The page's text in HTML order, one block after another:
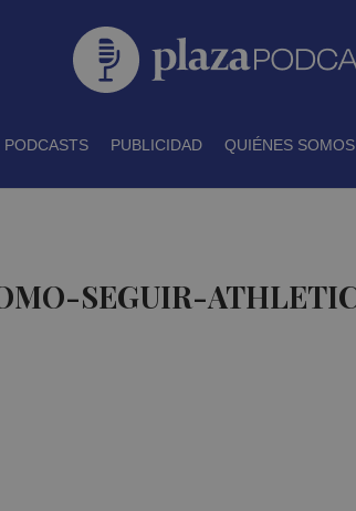
PODCASTS PUBLICIDAD QUIÉNES SOMOS
SEGUIR-